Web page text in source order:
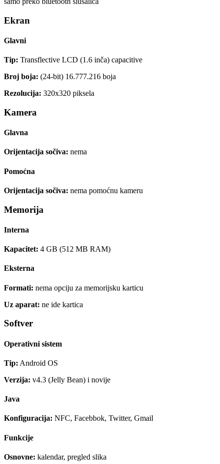
Ekran
Glavni
Tip: Transflective LCD (1.6 inča) capacitive
Broj boja: (24-bit) 16.777.216 boja
Rezolucija: 320x320 piksela
Kamera
Glavna
Orijentacija sočiva: nema
Pomoćna
Orijentacija sočiva: nema pomoćnu kameru
Memorija
Interna
Kapacitet: 4 GB (512 MB RAM)
Eksterna
Formati: nema opciju za memorijsku karticu
Uz aparat: ne ide kartica
Softver
Operativni sistem
Tip: Android OS
Verzija: v4.3 (Jelly Bean) i novije
Java
Konfiguracija: NFC, Facebbok, Twitter, Gmail
Funkcije
Osnovne: kalendar, pregled slika